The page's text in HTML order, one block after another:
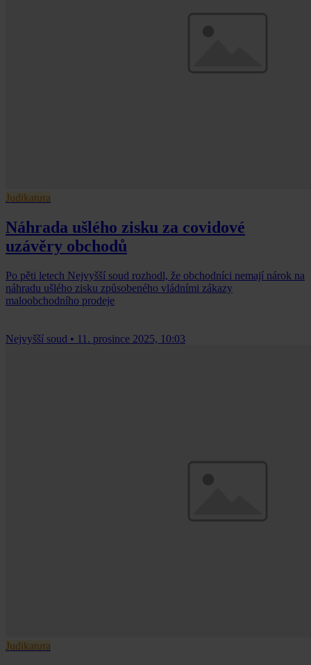
Judikatura
Náhrada ušlého zisku za covidové
uzávěry obchodů
Po pěti letech Nejvyšší soud rozhodl, že obchodníci nemají nárok na
náhradu ušlého zisku způsobeného vládními zákazy
maloobchodního prodeje
Nejvyšší soud • 11. prosince 2025, 10:03
Judikatura